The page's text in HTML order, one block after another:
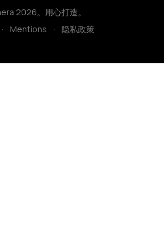
2026。用心打造。
· Mentions · 隐私政策